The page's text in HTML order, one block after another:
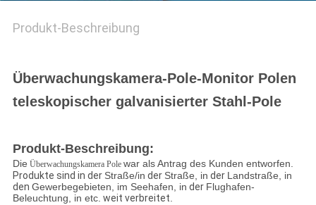
Produkt-Beschreibung
Überwachungskamera-Pole-Monitor Polen
teleskopischer galvanisierter Stahl-Pole
Produkt-Beschreibung:
Die Überwachungskamera Pole war als Antrag des Kunden entworfen.
Produkte sind in der Straße/in der Straße, in der Landstraße, in
den Gewerbegebieten, im Seehafen, in der Flughafen-
Beleuchtung, in etc. weit verbreitet.